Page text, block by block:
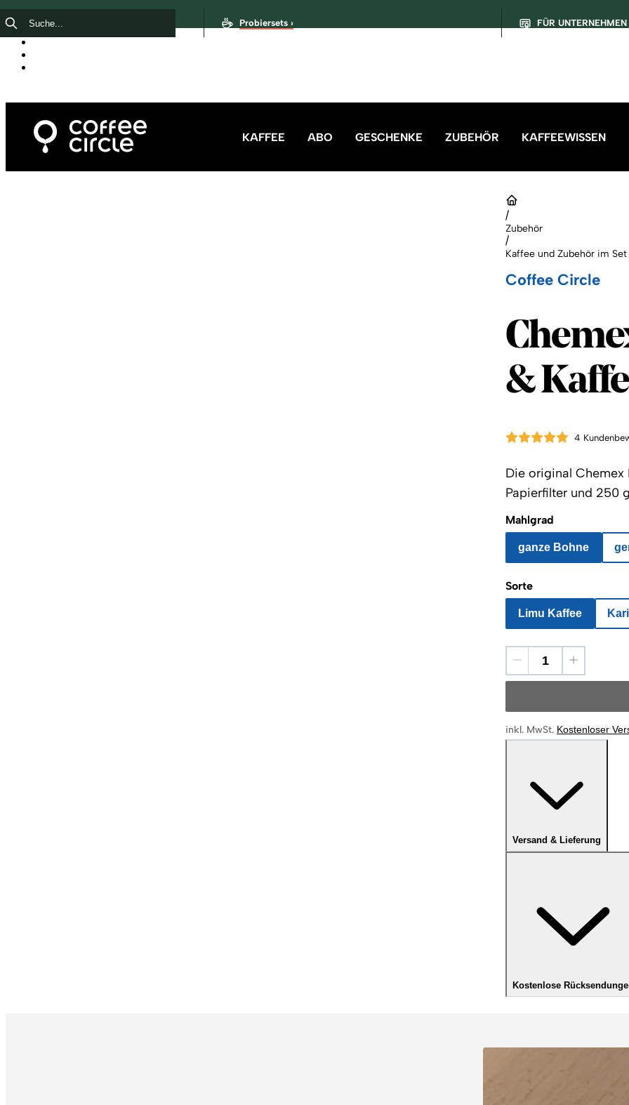
Probiersets › FÜR UNTERNEHMEN
KAFFEE ABO GESCHENKE ZUBEHÖR KAFFEEWISSEN
/
Zubehör
/
Kaffee und Zubehör im Set
Mahlgrad
ganze Bohne
Sorte
Limu Kaffee
Coffee Circle
Coffee
&
4
Die original Chemex
Papierfilter und 250
inkl. MwSt. Kostenloser
Versand & Lieferung
Kostenlose